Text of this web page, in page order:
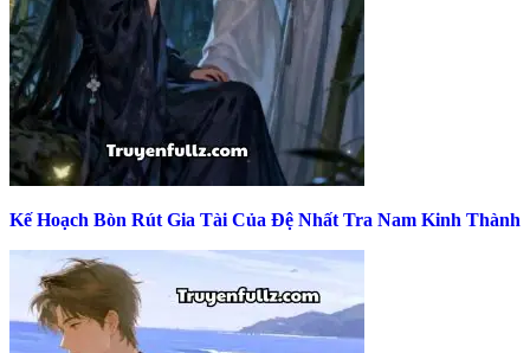
Kế Hoạch Bòn Rút Gia Tài Của Đệ Nhất Tra Nam Kinh Thành